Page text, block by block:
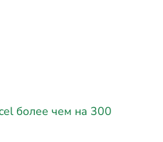
более чем на 300